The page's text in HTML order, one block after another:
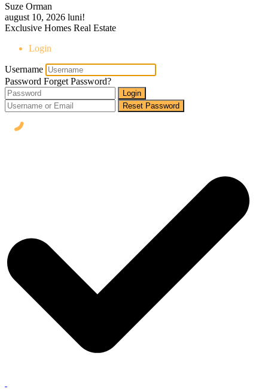
Suze Orman
august 10, 2026 luni!
Exclusive Homes Real Estate
Login
Username
Password Forget Password?
Login
Reset Password